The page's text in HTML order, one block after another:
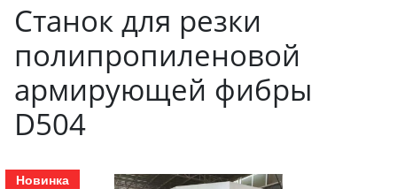
Станок для резки
полипропиленовой
армирующей фибры
D504
Новинка